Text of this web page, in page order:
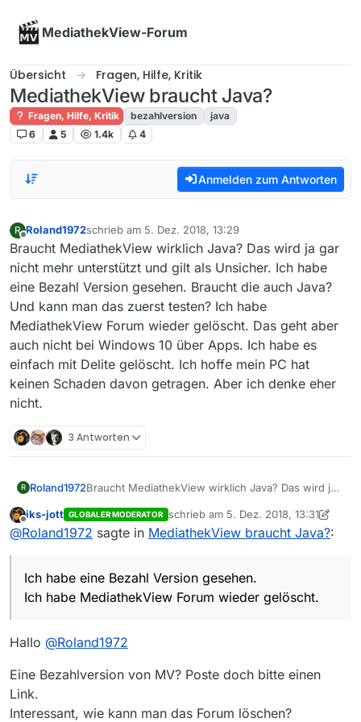
MediathekView-Forum
Übersicht Fragen, Hilfe, Kritik
MediathekView braucht Java?
Fragen, Hilfe, Kritik bezahlversion
java
6
5 1.4k 4
Anmelden zum Antworten
R
Offline
Roland1972schrieb am 5. Dez. 2018, 13:29
zuletzt editiert von
Braucht MediathekView wirklich Java? Das wird ja gar
nicht mehr unterstützt und gilt als Unsicher. Ich habe
eine Bezahl Version gesehen. Braucht die auch Java?
Und kann man das zuerst testen? Ich habe
MediathekView Forum wieder gelöscht. Das geht aber
auch nicht bei Windows 10 über Apps. Ich habe es
einfach mit Delite gelöscht. Ich hoffe mein PC hat
keinen Schaden davon getragen. Aber ich denke eher
nicht.
3 Antworten
R Roland1972Braucht MediathekView wirklich Java? Das wird ja
habe eine Bezahl Version gesehen. Braucht die
auch Java? Und kann man das zuerst testen? Ich
Ich habe es einfach mit Delite gelöscht. Ich hoffe
mein PC hat keinen Schaden davon getragen. Aber
Offline
iks-jott GLOBALER MODERATOR schrieb am 5. Dez. 2018, 13:31
zuletzt editiert von iks-jott12. Mai
@Roland1972 sagte in MediathekView braucht Java?:
Ich habe eine Bezahl Version gesehen.
Ich habe MediathekView Forum wieder gelöscht.
Hallo @Roland1972
Eine Bezahlversion von MV? Poste doch bitte einen
Link.
Interessant, wie kann man das Forum löschen?